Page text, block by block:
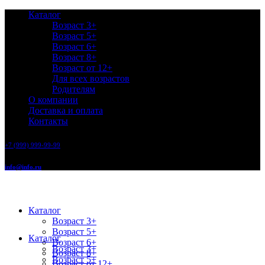
Каталог
Возраст 3+
Возраст 5+
Возраст 6+
Возраст 8+
Возраст от 12+
Для всех возрастов
Родителям
О компании
Доставка и оплата
Контакты
+7 (999) 999-99-99
info@info.ru
Каталог
Возраст 3+
Возраст 5+
Возраст 6+
Возраст 8+
Каталог
Возраст 3+
Возраст 5+